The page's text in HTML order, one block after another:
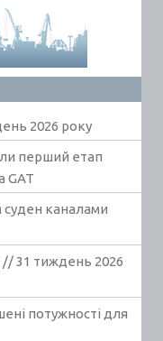
2026 року
перший етап
GAT
суден каналами
31 тиждень 2026
потужності для